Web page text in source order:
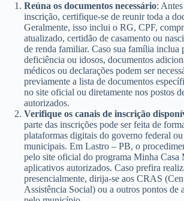
Reúna os documentos necessário:
inscrição, certifique-se de reunir toda a
Geralmente, isso inclui o RG, CPF,
atualizado, certidão de casamento ou
de renda familiar. Caso sua família inclua
deficiência ou idosos, documentos
médicos ou declarações podem ser
previamente a lista de documentos
no site oficial ou diretamente nos postos
autorizados.
Verifique os canais de inscrição
parte das inscrições pode ser feita de
plataformas digitais do governo federal
municipais. Em Lastro – PB, o
pelo site oficial do programa Minha
aplicativos autorizados. Caso prefira
presencialmente, dirija-se aos CRAS
Assistência Social) ou a outros pontos de